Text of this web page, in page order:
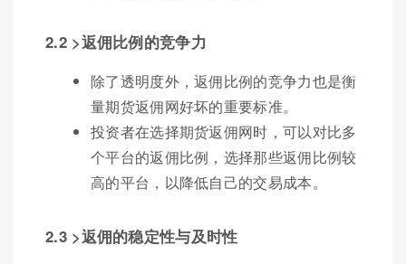
2.2 >返佣比例的竞争力
除了透明度外，返佣比例的竞争力也是衡
量期货返佣网好坏的重要标准。
投资者在选择期货返佣网时，可以对比多
个平台的返佣比例，选择那些返佣比例较
高的平台，以降低自己的交易成本。
2.3 >返佣的稳定性与及时性